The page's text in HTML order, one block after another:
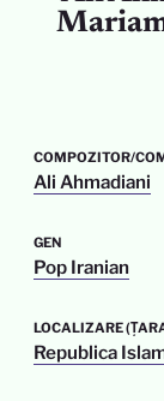
COMPOZITOR/
Ali Ahmadiani
GEN
Pop Iranian
LOCALIZARE
Republica